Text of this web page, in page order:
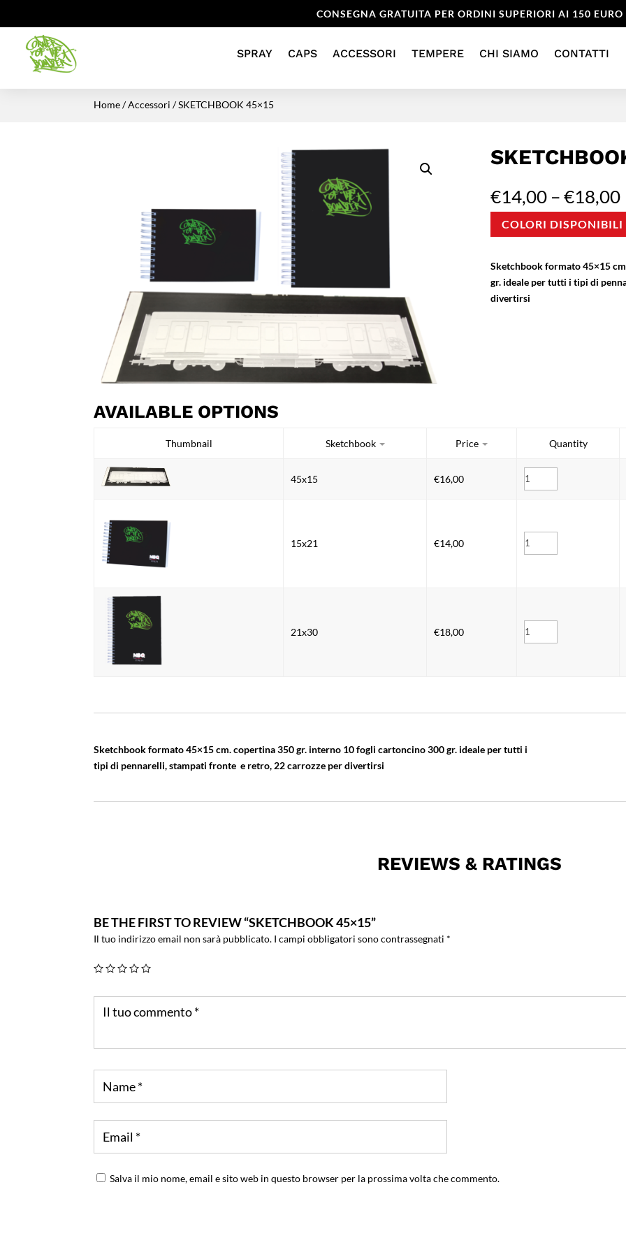
CONSEGNA GRATUITA PER ORDINI SUPERIORI AI 150 EURO
SPRAY CAPS ACCESSORI TEMPERE CHI SIAMO CONTATTI
Home/Accessori / SKETCHBOOK 45×15
€14,00–€18,00
COLORI DISPONIBILI
Sketchbook formato 45×15
gr. ideale per tutti i tipi di
divertirsi
AVAILABLE OPTIONS
Thumbnail Sketchbook Price Quantity
45x15 €16,00
15x21 €14,00
21x30 €18,00
Sketchbook formato 45×15 cm. copertina350 gr. interno 10 fogli cartoncino 300 gr. ideale per tutti i
tipi di pennarelli, stampati fronte e retro, 22 carrozze per divertirsi
REVIEWS & RATINGS
BE THE FIRST TO REVIEW “SKETCHBOOK 45×15”
Il tuo indirizzo email non sarà pubblicato. I campi obbligatori sono contrassegnati *
Salva il mio nome, email e sito web in questo browser per la prossima volta che commento.